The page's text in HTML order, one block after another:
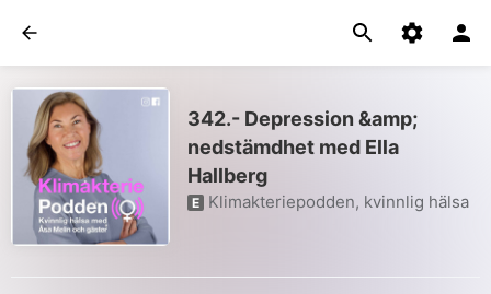
342.- Depression &amp;
nedstämdhet med Ella
Hallberg
E Klimakteriepodden, kvinnlig hälsa